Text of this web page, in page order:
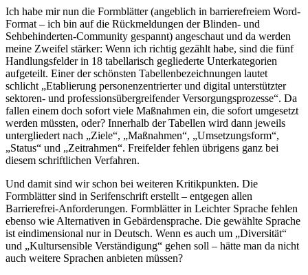
Ich habe mir nun die Formblätter (angeblich in barrierefreiem Word-
Format – ich bin auf die Rückmeldungen der Blinden- und
Sehbehinderten-Community gespannt) angeschaut und da werden
meine Zweifel stärker: Wenn ich richtig gezählt habe, sind die fünf
Handlungsfelder in 18 tabellarisch gegliederte Unterkategorien
aufgeteilt. Einer der schönsten Tabellenbezeichnungen lautet
schlicht „Etablierung personenzentrierter und digital unterstützter
sektoren- und professionsübergreifender Versorgungsprozesse“. Da
fallen einem doch sofort viele Maßnahmen ein, die sofort umgesetzt
werden müssten, oder? Innerhalb der Tabellen wird dann jeweils
untergliedert nach „Ziele“, „Maßnahmen“, „Umsetzungsform“,
„Status“ und „Zeitrahmen“. Freifelder fehlen übrigens ganz bei
diesem schriftlichen Verfahren.
Und damit sind wir schon bei weiteren Kritikpunkten. Die
Formblätter sind in Serifenschrift erstellt – entgegen allen
Barrierefrei-Anforderungen. Formblätter in Leichter Sprache fehlen
ebenso wie Alternativen in Gebärdensprache. Die gewählte Sprache
ist eindimensional nur in Deutsch. Wenn es auch um „Diversität“
und „Kultursensible Verständigung“ gehen soll – hätte man da nicht
auch weitere Sprachen anbieten müssen?